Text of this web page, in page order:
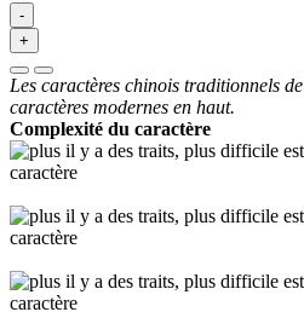
-
+
Les caractères chinois traditionnels de
caractères modernes en haut.
Complexité du caractère